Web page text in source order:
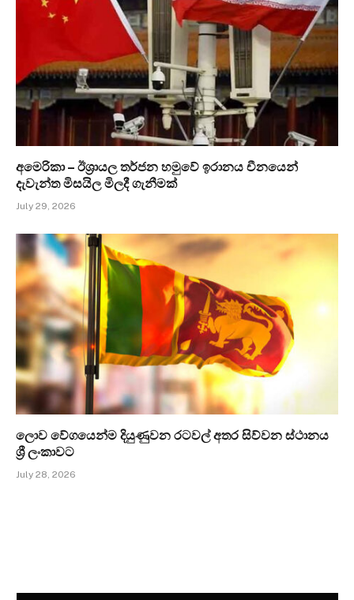
අමෙරිකා – ඊශ්‍රායල තර්ජන හමුවේ ඉරානය චීනයෙන්
දැවැන්ත මිසයිල මිලදී ගැනීමක්
July 29, 2026
ලොව වේගයෙන්ම දියුණුවන රටවල් අතර සිව්වන ස්ථානය
ශ්‍රී ලංකාවට
July 28, 2026